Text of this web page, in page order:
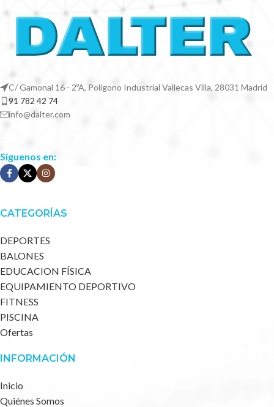
C/ Gamonal 16 - 2ºA, Polígono Industrial Vallecas Villa, 28031 Madrid
91 782 42 74
info@dalter.com
Síguenos en:
CATEGORÍAS
DEPORTES
BALONES
EDUCACION FÍSICA
EQUIPAMIENTO DEPORTIVO
FITNESS
PISCINA
Ofertas
INFORMACIÓN
Inicio
Quiénes Somos